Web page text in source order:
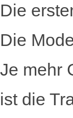
Die
Die
Je mehr
ist die